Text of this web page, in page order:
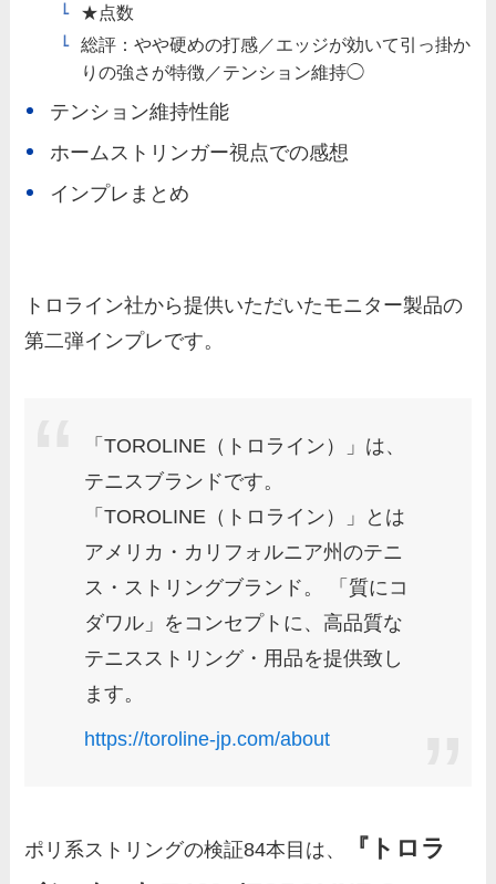
★点数
総評：やや硬めの打感／エッジが効いて引っ掛か
りの強さが特徴／テンション維持◯
テンション維持性能
ホームストリンガー視点での感想
インプレまとめ
トロライン社から提供いただいたモニター製品の
第二弾インプレです。
「TOROLINE（トロライン）」は、
テニスブランドです。
「TOROLINE（トロライン）」とは
アメリカ・カリフォルニア州のテニ
ス・ストリングブランド。 「質にコ
ダワル」をコンセプトに、高品質な
テニスストリング・用品を提供致し
ます。
https://toroline-jp.com/about
ポリ系ストリングの検証84本目は、
『トロラ